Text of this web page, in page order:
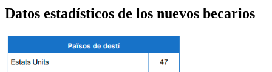
Datos estadísticos de los nuevos becarios